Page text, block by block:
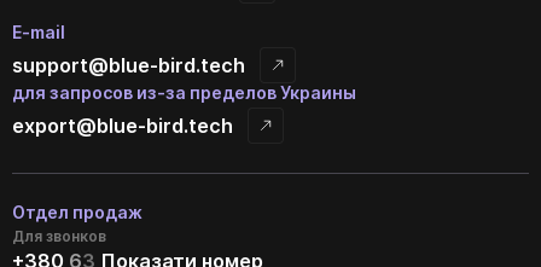
E-mail
support@blue-bird.tech
для запросов из-за пределов Украины
export@blue-bird.tech
Отдел продаж
Для звонков
+380 63 Показати номер